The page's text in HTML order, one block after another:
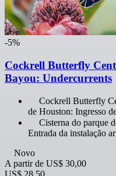
-5%
Cockrell Butterfly
Bayou: Undercurrents
Cockrell Butterfly
de Houston: Ingresso
Cisterna do parque
Entrada da instalação
Novo
A partir de US$ 30,00